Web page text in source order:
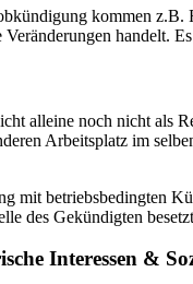
kommen
handelt.
alleine noch nicht als
Arbeitsplatz im
mit betriebsbedingten
des Gekündigten
Interessen &